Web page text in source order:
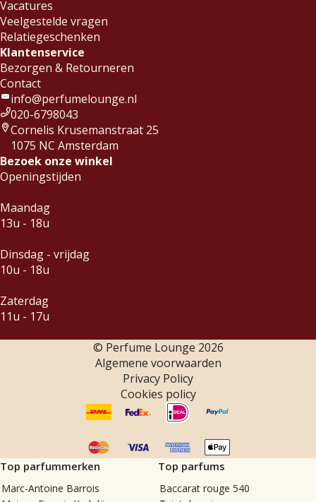
Vacatures
Veelgestelde vragen
Relatiegeschenken
Klantenservice
Bezorgen & Retourneren
Contact
info@perfumelounge.nl
020-6798043
Cornelis Krusemanstraat 25
1075 NC Amsterdam
Bezoek onze winkel
Openingstijden
Maandag
13u - 18u
Dinsdag - vrijdag
10u - 18u
Zaterdag
11u - 17u
© Perfume Lounge 2026
Algemene voorwaarden
Privacy Policy
Cookies policy
Top parfummerken
Marc-Antoine Barrois
Top parfums
Baccarat rouge 540